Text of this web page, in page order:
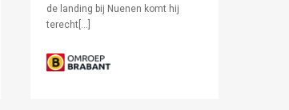
de landing bij Nuenen komt hij
terecht[…]